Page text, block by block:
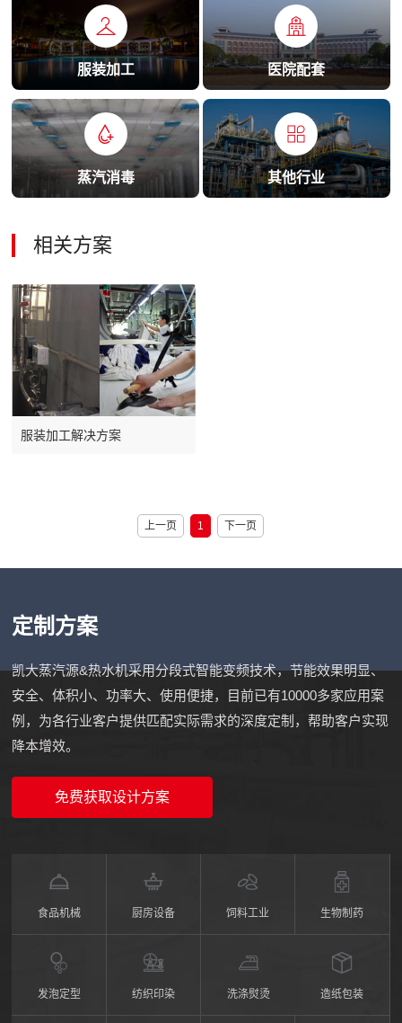
服装加工 医院配套
蒸汽消毒 其他行业
相关方案
服装加工解决方案
上一页 1 下一页
定制方案
凯大蒸汽源&热水机采用分段式智能变频技术，节能效果明显、
安全、体积小、功率大、使用便捷，目前已有10000多家应用案
例，为各行业客户提供匹配实际需求的深度定制，帮助客户实现
降本增效。
免费获取设计方案
食品机械 厨房设备 饲料工业 生物制药
发泡定型 纺织印染 洗涤熨烫 造纸包装